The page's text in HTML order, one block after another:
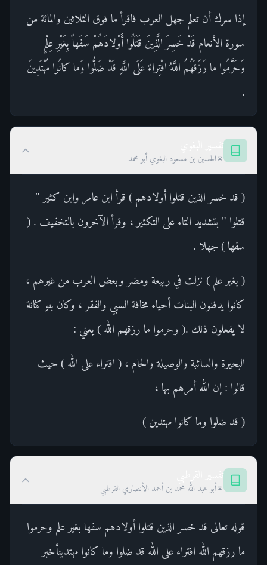
إذا سرك أن تعلم جهل العرب فاقرأ ما فوق الثلاثين والمائة من
سورة الأنعام قَدْ خَسِرَ الَّذِينَ قَتَلُوا أَوْلادَهُمْ سَفَهاً بِغَيْرِ عِلْمٍ
وَحَرَّمُوا ما رَزَقَهُمُ اللَّهُ افْتِراءً عَلَى اللَّهِ قَدْ ضَلُّوا وَما كانُوا مُهْتَدِينَ
.
الحسين بن مسعود البغوي أبو محمد
( قد خسر الذين قتلوا أولادهم ) قرأ ابن عامر وابن كثير "
قتلوا " بتشديد التاء على التكثير ، وقرأ الآخرون بالتخفيف . (
سفها ) جهلا .
( بغير علم ) نزلت في ربيعة ومضر وبعض العرب من غيرهم ،
كانوا يدفنون البنات أحياء مخافة السبي والفقر ، وكان بنو كنانة
لا يفعلون ذلك .( وحرموا ما رزقهم الله ) يعني :
البحيرة والسائبة والوصيلة والحام ، ( افتراء على الله ) حيث
قالوا : إن الله أمرهم بها ،
( قد ضلوا وما كانوا مهتدين )
أبو عبد الله محمد بن أحمد الأنصاري القرطبي
قوله تعالى قد خسر الذين قتلوا أولادهم سفها بغير علم وحرموا
ما رزقهم الله افتراء على الله قد ضلوا وما كانوا مهتدينأخبر